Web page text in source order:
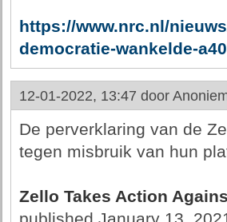
https://www.nrc.nl/
democratie-wankelde-
12-01-2022, 13:47 door
De perverklaring van de
tegen misbruik van hun
Zello Takes Action